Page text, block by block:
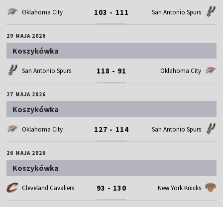
Oklahoma City 103 - 111 San Antonio Spurs
29 MAJA 2026
Koszykówka
San Antonio Spurs 118 - 91 Oklahoma City
27 MAJA 2026
Koszykówka
Oklahoma City 127 - 114 San Antonio Spurs
26 MAJA 2026
Koszykówka
Cleveland Cavaliers 93 - 130 New York Knicks